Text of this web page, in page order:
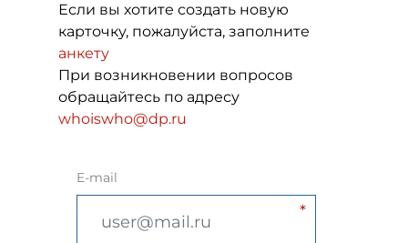
Если вы хотите создать новую
карточку, пожалуйста, заполните
анкету
При возникновении вопросов
обращайтесь по адресу
whoiswho@dp.ru
E-mail